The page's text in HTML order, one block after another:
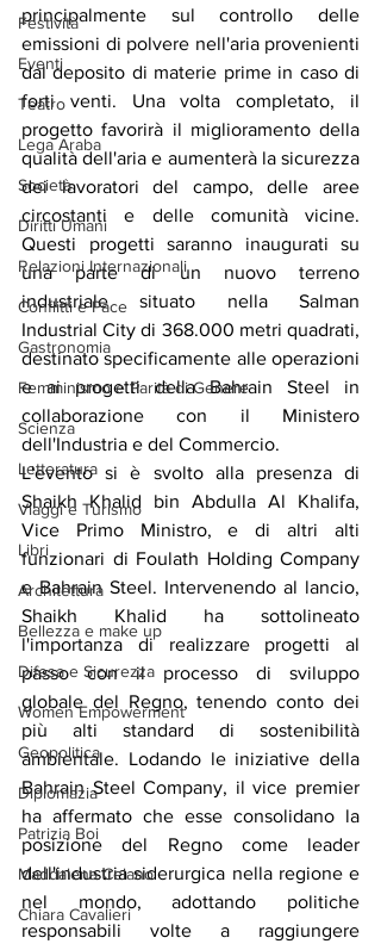
Festività
Eventi
Teatro
Lega Araba
Società
Diritti Umani
Relazioni Internazionali
Conflitti e Pace
Gastronomia
Femminismo e Parità di Genere
Scienza
Letteratura
Viaggi e Turismo
Libri
Architettura
Bellezza e make up
Difesa e Sicurezza
Women Empowerment
Geopolitica
Diplomazia
Patrizia Boi
Maddalena Celano
Chiara Cavalieri
principalmente sul controllo delle
emissioni di polvere nell'aria provenienti
dal deposito di materie prime in caso di
forti venti. Una volta completato, il
progetto favorirà il miglioramento della
qualità dell'aria e aumenterà la sicurezza
dei lavoratori del campo, delle aree
circostanti e delle comunità vicine.
Questi progetti saranno inaugurati su
una parte di un nuovo terreno
industriale situato nella Salman
Industrial City di 368.000 metri quadrati,
destinato specificamente alle operazioni
e ai progetti della Bahrain Steel in
collaborazione con il Ministero
dell'Industria e del Commercio.
L'evento si è svolto alla presenza di
Shaikh Khalid bin Abdulla Al Khalifa,
Vice Primo Ministro, e di altri alti
funzionari di Foulath Holding Company
e Bahrain Steel. Intervenendo al lancio,
Shaikh Khalid ha sottolineato
l'importanza di realizzare progetti al
passo con il processo di sviluppo
globale del Regno, tenendo conto dei
più alti standard di sostenibilità
ambientale. Lodando le iniziative della
Bahrain Steel Company, il vice premier
ha affermato che esse consolidano la
posizione del Regno come leader
dell'industria siderurgica nella regione e
nel mondo, adottando politiche
responsabili volte a raggiungere